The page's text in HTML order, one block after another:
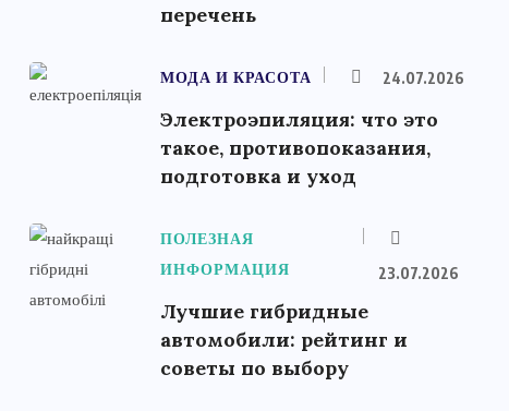
перечень
МОДА И КРАСОТА 24.07.2026
Электроэпиляция: что это
такое, противопоказания,
подготовка и уход
ПОЛЕЗНАЯ
ИНФОРМАЦИЯ
23.07.2026
Лучшие гибридные
автомобили: рейтинг и
советы по выбору